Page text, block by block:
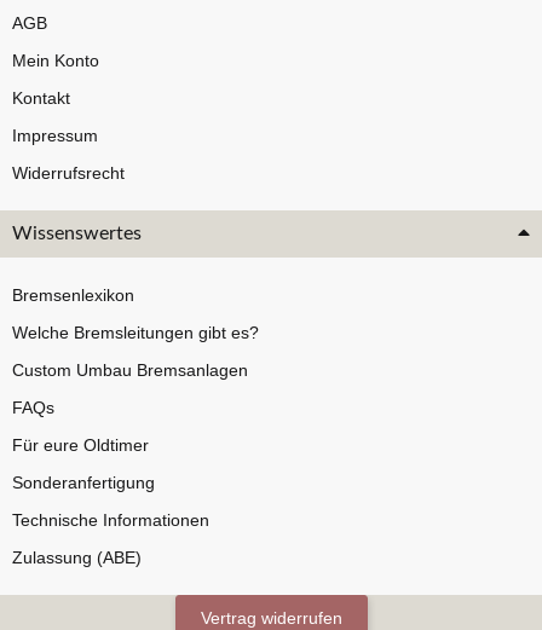
AGB
Mein Konto
Kontakt
Impressum
Widerrufsrecht
Wissenswertes
Bremsenlexikon
Welche Bremsleitungen gibt es?
Custom Umbau Bremsanlagen
FAQs
Für eure Oldtimer
Sonderanfertigung
Technische Informationen
Zulassung (ABE)
Vertrag widerrufen